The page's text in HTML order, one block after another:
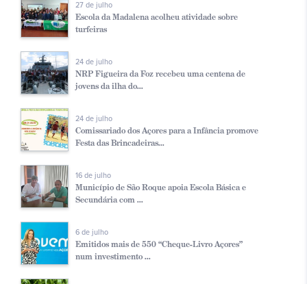
27 de julho
Escola da Madalena acolheu atividade sobre
turfeiras
24 de julho
NRP Figueira da Foz recebeu uma centena de
jovens da ilha do...
24 de julho
Comissariado dos Açores para a Infância promove
Festa das Brincadeiras...
16 de julho
Município de São Roque apoia Escola Básica e
Secundária com ...
6 de julho
Emitidos mais de 550 “Cheque-Livro Açores”
num investimento ...